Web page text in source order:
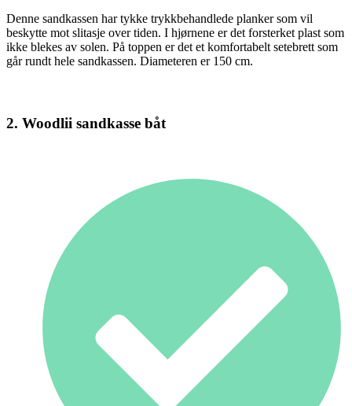
Denne sandkassen har tykke trykkbehandlede planker som vil
beskytte mot slitasje over tiden. I hjørnene er det forsterket plast som
ikke blekes av solen. På toppen er det et komfortabelt setebrett som
går rundt hele sandkassen. Diameteren er 150 cm.
2. Woodlii sandkasse båt